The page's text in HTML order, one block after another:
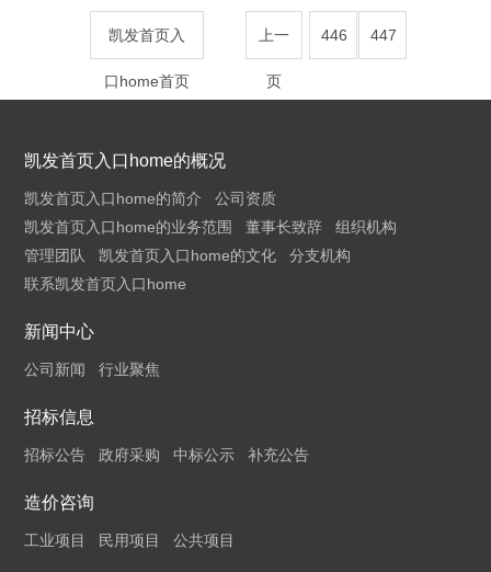
凯发首页入
口home首页
上一
页
446 447
凯发首页入口home的概况
凯发首页入口home的简介
公司资质
凯发首页入口home的业务范围
董事长致辞
组织机构
管理团队
凯发首页入口home的文化
分支机构
联系凯发首页入口home
新闻中心
公司新闻 行业聚焦
招标信息
招标公告 政府采购 中标公示 补充公告
造价咨询
工业项目 民用项目 公共项目